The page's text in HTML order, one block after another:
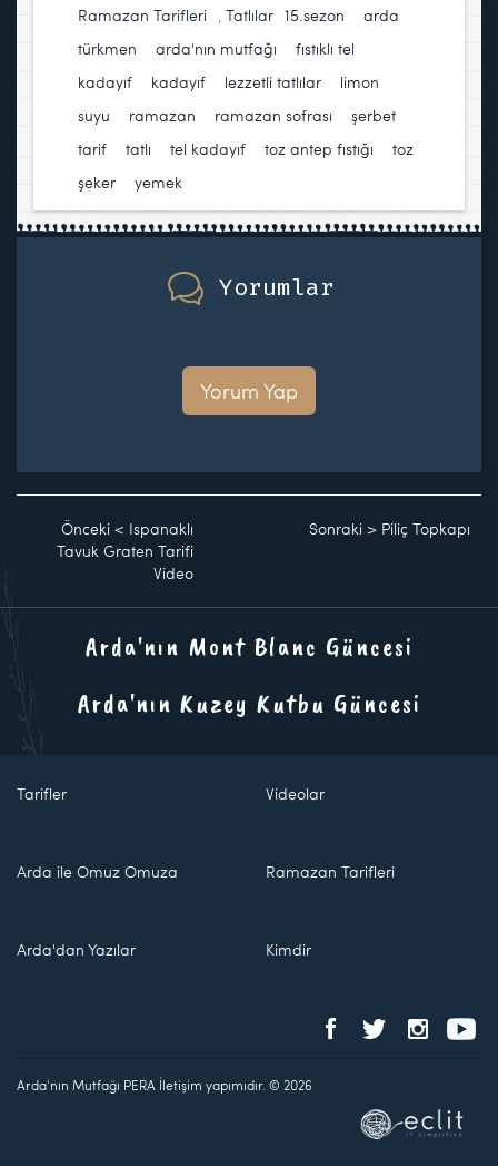
Ramazan Tarifleri , Tatlılar 15.sezon
arda
türkmen
arda'nın mutfağı
fıstıklı tel
kadayıf
kadayıf lezzetli tatlılar
limon
suyu
ramazan ramazan sofrası şerbet
tarif
tatlı tel kadayıf toz antep fıstığı
toz
şeker
yemek
Yorumlar
Yorum Yap
Önceki < Ispanaklı
Tavuk Graten Tarifi
Video
Sonraki > Piliç Topkapı
Arda'nın Mont Blanc Güncesi
Arda'nın Kuzey Kutbu Güncesi
Tarifler Videolar
Arda ile Omuz Omuza Ramazan Tarifleri
Arda'dan Yazılar Kimdir
Arda'nın Mutfağı PERA İletişim yapımıdır. © 2026